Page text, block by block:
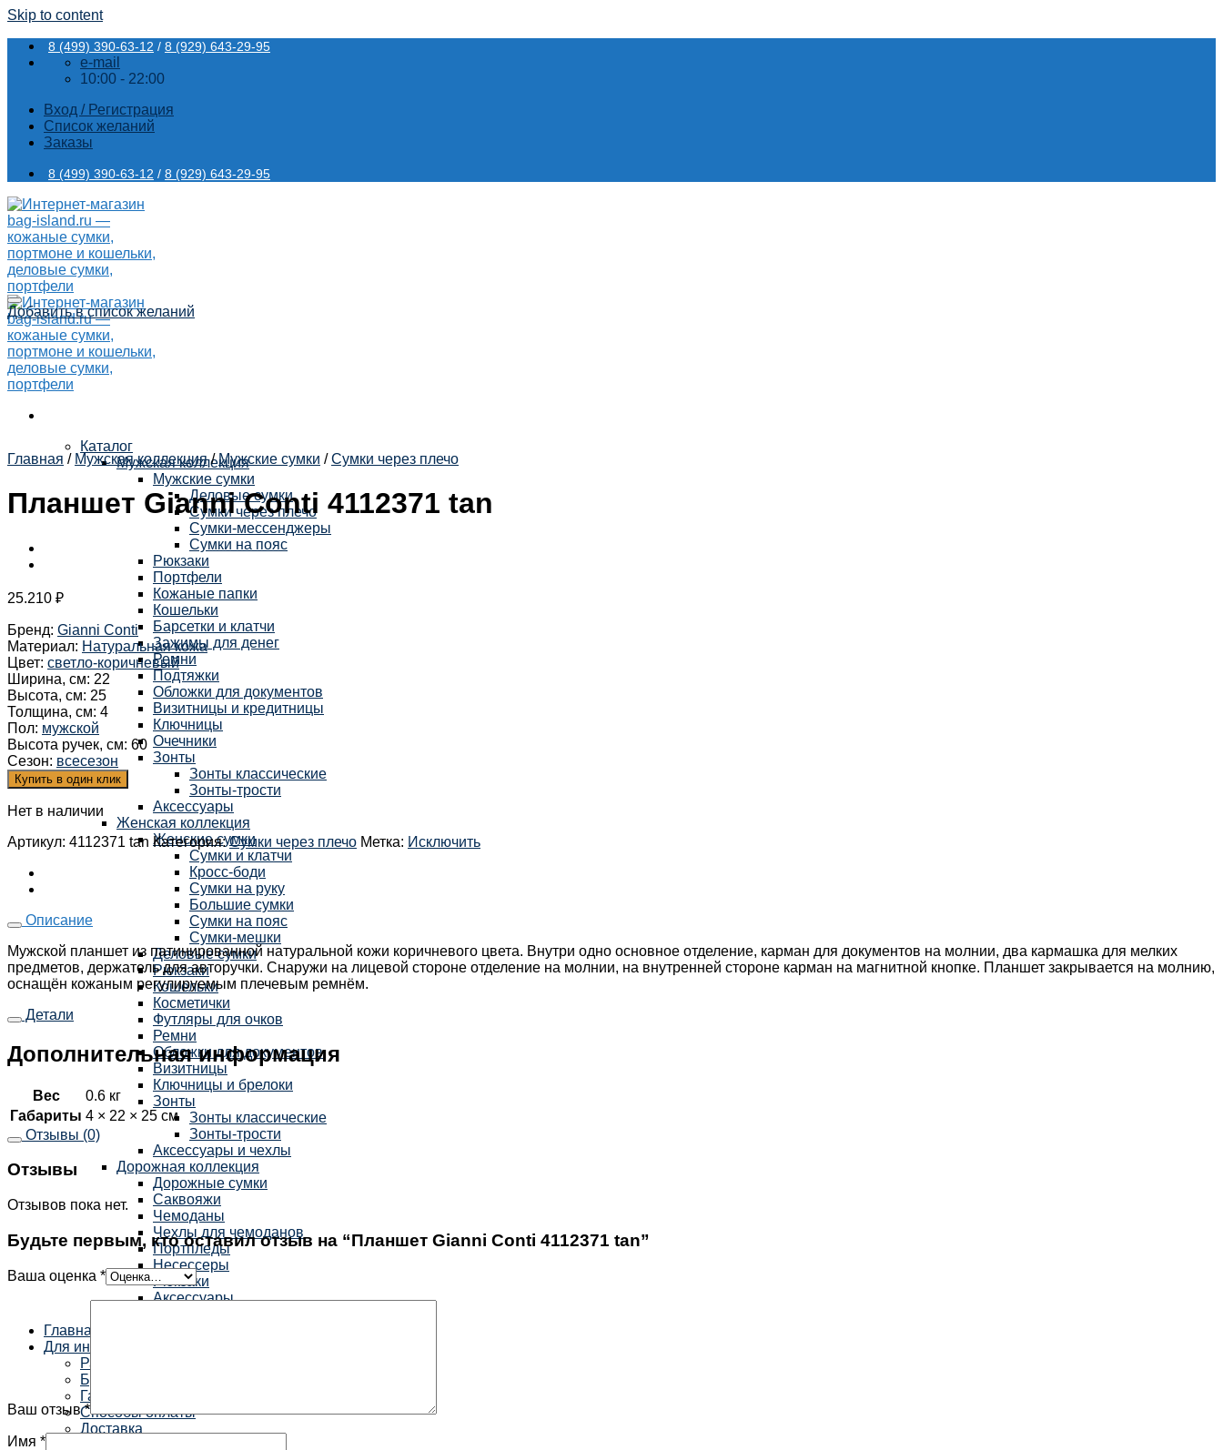
Skip to content
8 (499) 390-63-12 / 8 (929) 643-29-95
e-mail
10:00 - 22:00
Вход / Регистрация
Список желаний
Заказы
8 (499) 390-63-12 / 8 (929) 643-29-95
Каталог
Мужская коллекция
Мужские сумки
Деловые сумки
Сумки через плечо
Сумки-мессенджеры
Сумки на пояс
Рюкзаки
Портфели
Кожаные папки
Кошельки
Барсетки и клатчи
Зажимы для денег
Ремни
Подтяжки
Обложки для документов
Визитницы и кредитницы
Ключницы
Очечники
Зонты
Зонты классические
Зонты-трости
Аксессуары
Женская коллекция
Женские сумки
Сумки и клатчи
Кросс-боди
Сумки на руку
Большие сумки
Сумки на пояс
Сумки-мешки
Деловые сумки
Рюкзаки
Кошельки
Косметички
Футляры для очков
Ремни
Обложки для документов
Визитницы
Ключницы и брелоки
Зонты
Зонты классические
Зонты-трости
Аксессуары и чехлы
Дорожная коллекция
Дорожные сумки
Саквояжи
Чемоданы
Чехлы для чемоданов
Портпледы
Несессеры
Рюкзаки
Аксессуары
Главная
Для информации
Распродажа
Бренды
Гарантия
Способы оплаты
Доставка
Добавить в список желаний
Главная / Мужская коллекция / Мужские сумки / Сумки через плечо
Планшет Gianni Conti 4112371 tan
25.210 ₽
Бренд: Gianni Conti
Материал: Натуральная кожа
Цвет: светло-коричневый
Ширина, см: 22
Высота, см: 25
Толщина, см: 4
Пол: мужской
Высота ручек, см: 60
Сезон: всесезон
Купить в один клик
Нет в наличии
Артикул: 4112371 tan Категория:Сумки через плечо Метка: Исключить
Описание
Мужской планшет из патинированной натуральной кожи коричневого цвета. Внутри одно основное отделение, карман для документов на молнии, два кармашка для мелких
предметов, держатель для авторучки. Снаружи на лицевой стороне отделение на молнии, на внутренней стороне карман на магнитной кнопке. Планшет закрывается на молнию,
оснащён кожаным регулируемым плечевым ремнём.
Детали
Дополнительная информация
Вес
0.6 кг
Габариты 4 × 22 × 25 см
Отзывы (0)
Отзывы
Отзывов пока нет.
Будьте первым, кто оставил отзыв на “Планшет Gianni Conti 4112371 tan”
Ваша оценка *
Ваш отзыв*
Имя *